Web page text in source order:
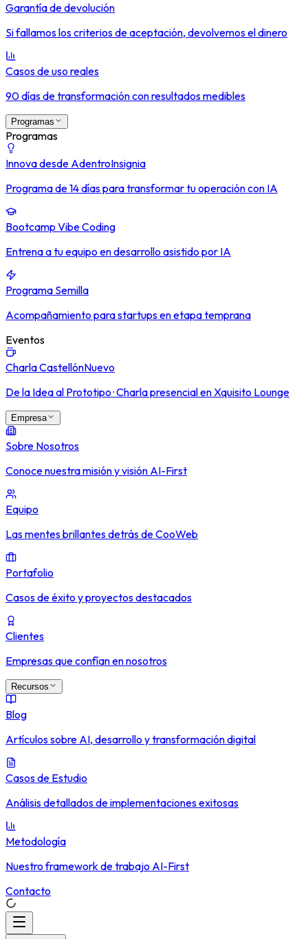
Garantía de devolución
Si fallamos los criterios de aceptación, devolvemos el dinero
Casos de uso reales
90 días de transformación con resultados medibles
Programas
Programas
Innova desde AdentroInsignia
Programa de 14 días para transformar tu operación con IA
Bootcamp Vibe Coding
Entrena a tu equipo en desarrollo asistido por IA
Programa Semilla
Acompañamiento para startups en etapa temprana
Eventos
Charla CastellónNuevo
De la Idea al Prototipo · Charla presencial en Xquisito Lounge
Empresa
Sobre Nosotros
Conoce nuestra misión y visión AI-First
Equipo
Las mentes brillantes detrás de CooWeb
Portafolio
Casos de éxito y proyectos destacados
Clientes
Empresas que confían en nosotros
Recursos
Blog
Artículos sobre AI, desarrollo y transformación digital
Casos de Estudio
Análisis detallados de implementaciones exitosas
Metodología
Nuestro framework de trabajo AI-First
Contacto